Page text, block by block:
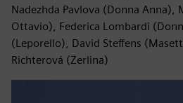
Nadezhda Pavlova (Donna Anna),
Ottavio), Federica Lombardi
(Leporello), David Steffens
Richterová (Zerlina)